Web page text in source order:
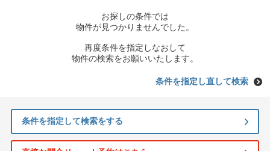
お探しの条件では
物件が見つかりませんでした。
再度条件を指定しなおして
物件の検索をお願いいたします。
条件を指定し直して検索
条件を指定して検索をする